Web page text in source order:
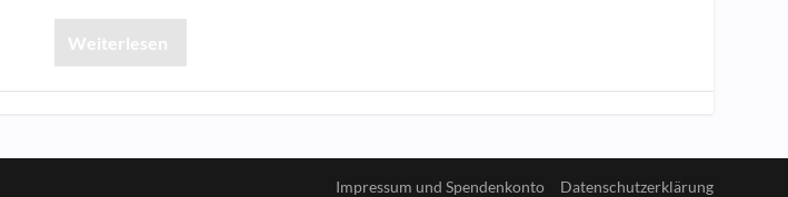
Weiterlesen
Impressum und Spendenkonto Datenschutzerklärung